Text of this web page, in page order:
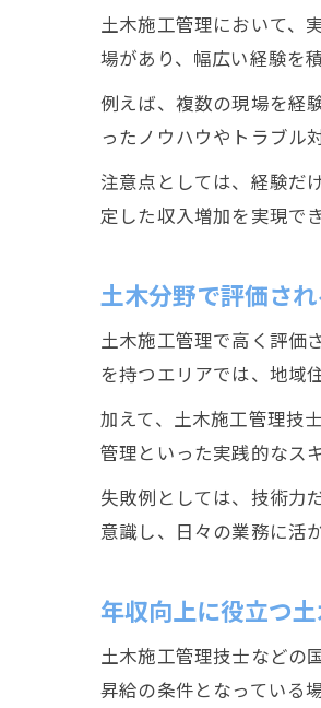
土木施工管理において、
場があり、幅広い経験を
例えば、複数の現場を経
ったノウハウやトラブル
注意点としては、経験だ
定した収入増加を実現でき
土木分野で評価さ
土木施工管理で高く評価
を持つエリアでは、地域
加えて、土木施工管理技
管理といった実践的なス
失敗例としては、技術力
意識し、日々の業務に活
年収向上に役立つ
土木施工管理技士などの
昇給の条件となっている